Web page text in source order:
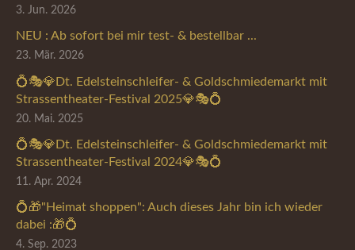
3. Jun. 2026
NEU : Ab sofort bei mir test- & bestellbar ...
23. Mär. 2026
💍🎭💎Dt. Edelsteinschleifer- & Goldschmiedemarkt mit
Strassentheater-Festival 2025💎🎭💍
20. Mai. 2025
💍🎭💎Dt. Edelsteinschleifer- & Goldschmiedemarkt mit
Strassentheater-Festival 2024💎🎭💍
11. Apr. 2024
💍🎁"Heimat shoppen": Auch dieses Jahr bin ich wieder
dabei :🎁💍
4. Sep. 2023